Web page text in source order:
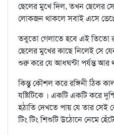
ছেলের মুখে দিল, তখন ছেলের সে
লোকজন থাকলে সবাই এসে
তবুতো গেলাতে হবে এই তিতো
ছেলের মুখের কাছে নিলেই সে
শুরু করে যে আধঘন্টা পর্যন্ত আর
কিন্তু কৌশল করে রঙ্গিনী ঠিক
যষ্টিটিকে । একটি একটি করে
হঠাতি দেখতে পায় যে তার সেই
টিং টিং শিশুটি উঠোনে নেমে